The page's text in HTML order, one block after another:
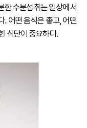
한 수분섭취는 일상에서
. 어떤 음식은 좋고, 어떤
식단이 중요하다.